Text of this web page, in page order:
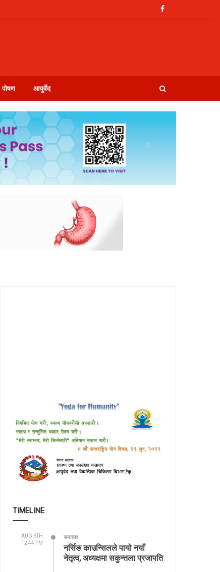
पोषण आयुर्वेद
TIMELINE
AUG 6TH
12:44 PM
समाचार
नर्सिङ काउन्सिलले पायो नयाँ
नेतृत्व, अध्यक्षमा सकुन्तला प्रजापति